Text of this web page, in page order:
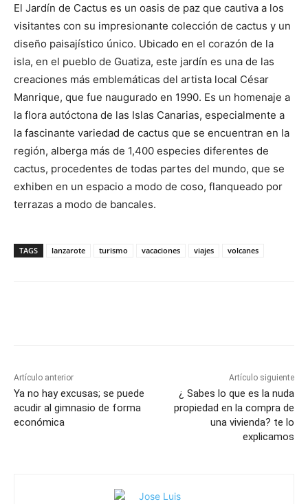
El Jardín de Cactus es un oasis de paz que cautiva a los
visitantes con su impresionante colección de cactus y un
diseño paisajístico único. Ubicado en el corazón de la
isla, en el pueblo de Guatiza, este jardín es una de las
creaciones más emblemáticas del artista local César
Manrique, que fue naugurado en 1990. Es un homenaje a
la flora autóctona de las Islas Canarias, especialmente a
la fascinante variedad de cactus que se encuentran en la
región, alberga más de 1,400 especies diferentes de
cactus, procedentes de todas partes del mundo, que se
exhiben en un espacio a modo de coso, flanqueado por
terrazas a modo de bancales.
TAGS lanzarote turismo vacaciones viajes volcanes
Artículo anterior
Ya no hay excusas; se puede
acudir al gimnasio de forma
económica
Artículo siguiente
¿ Sabes lo que es la nuda
propiedad en la compra de
una vivienda? te lo
explicamos